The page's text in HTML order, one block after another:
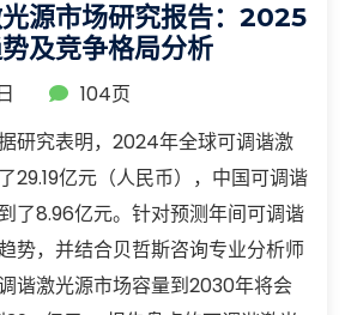
源市场研究报告：2025
及竞争格局分析
104页
研究表明，2024年全球可调谐激
29.19亿元（人民币），中国可调谐
了8.96亿元。针对预测年间可调谐
势，并结合贝哲斯咨询专业分析师
谐激光源市场容量到2030年将会